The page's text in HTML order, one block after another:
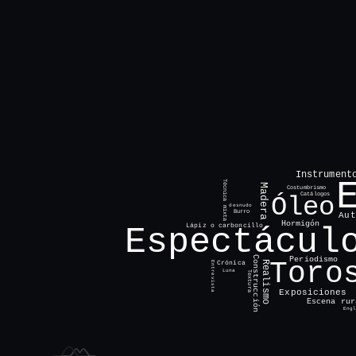
Óleo
Madera
Exposiciones
Periodismo
Catálogos
Hormigón
Realismo
desnudo
Burro
Textura
Técnica mixta
Construcción Escena
Costumbrismo
Lápiz o carboncillo
Crónica
Entrevista Luna